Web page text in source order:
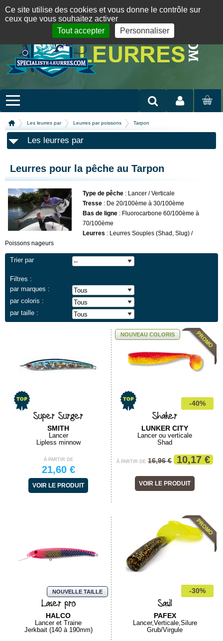
09 72 36 55 01 06 08 07 98 87 English version
MON
Les leurres par Leurres par poissons Tarpon
Les leurres par
Leurres pour la pêche au Tarpon
Type de pêche : Lancer / Verticale
Tresse : De 20/100ème à 30/100ème
Bas de ligne : Fluorocarbone 60/100ème à
70/100ème
Leurres : Leurres Souples (Shad, Slug) /
Poissons nageurs
Trier par
Filtres :
par marques :
par coloris :
par taille :
Super Surger
SMITH
Lancer
Lipless minnow
À PARTIR DE
21,60 €
VOIR LE PRODUIT
-40%
NOUVEAU COLORIS
Shaker
LUNKER CITY
Lancer ou verticale
Shad
À PARTIR DE 16,96 € 10,17 €
VOIR LE PRODUIT
NOUVELLE TAILLE
Laser pro
HALCO
Lancer et Traine
Jerkbait (140 à 190mm)
-30%
Sasil
PAFEX
Lancer,Verticale,Silure
Grub/Virgule
Panneau de gestion des cookies
Ce site utilise des cookies et vous donne le contrôle sur
ceux que vous souhaitez activer
Tout accepter
Personnaliser